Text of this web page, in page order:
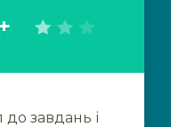
завдань і